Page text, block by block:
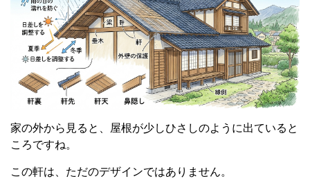
家の外から見ると、屋根が少しひさしのように出ていると
ころですね。
この軒は、ただのデザインではありません。